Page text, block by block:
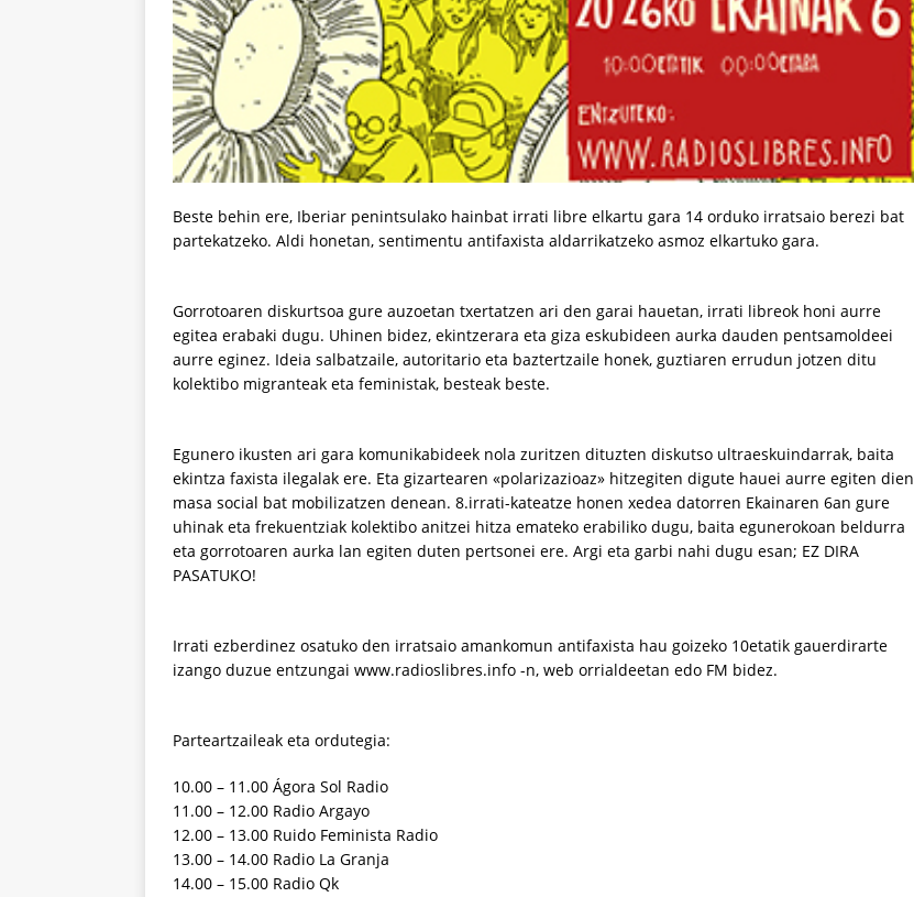
Beste behin ere, Iberiar penintsulako hainbat irrati libre elkartu gara 14 orduko irratsaio berezi bat
partekatzeko. Aldi honetan, sentimentu antifaxista aldarrikatzeko asmoz elkartuko gara.
Gorrotoaren diskurtsoa gure auzoetan txertatzen ari den garai hauetan, irrati libreok honi aurre
egitea erabaki dugu. Uhinen bidez, ekintzerara eta giza eskubideen aurka dauden pentsamoldeei
aurre eginez. Ideia salbatzaile, autoritario eta baztertzaile honek, guztiaren errudun jotzen ditu
kolektibo migranteak eta feministak, besteak beste.
Egunero ikusten ari gara komunikabideek nola zuritzen dituzten diskutso ultraeskuindarrak, baita
ekintza faxista ilegalak ere. Eta gizartearen «polarizazioaz» hitzegiten digute hauei aurre egiten dien
masa social bat mobilizatzen denean. 8.irrati-kateatze honen xedea datorren Ekainaren 6an gure
uhinak eta frekuentziak kolektibo anitzei hitza emateko erabiliko dugu, baita egunerokoan beldurra
eta gorrotoaren aurka lan egiten duten pertsonei ere. Argi eta garbi nahi dugu esan; EZ DIRA
PASATUKO!
Irrati ezberdinez osatuko den irratsaio amankomun antifaxista hau goizeko 10etatik gauerdirarte
izango duzue entzungai www.radioslibres.info -n, web orrialdeetan edo FM bidez.
Parteartzaileak eta ordutegia:
10.00 – 11.00 Ágora Sol Radio
11.00 – 12.00 Radio Argayo
12.00 – 13.00 Ruido Feminista Radio
13.00 – 14.00 Radio La Granja
14.00 – 15.00 Radio Qk